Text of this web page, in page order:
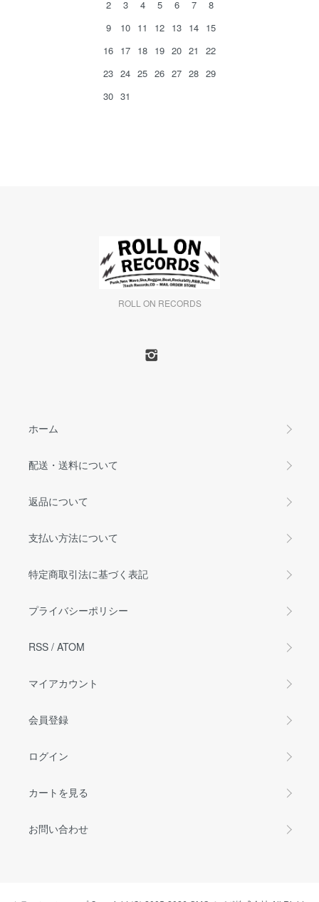
2
3 4 5 6 7
8
9
10 11 12 13 14 15
16 17 18 19 20 21
22
23 24 25 26 27 28 29
30 31
ROLL ON RECORDS
ホーム
配送・送料について
返品について
支払い方法について
特定商取引法に基づく表記
プライバシーポリシー
RSS / ATOM
マイアカウント
会員登録
ログイン
カートを見る
お問い合わせ